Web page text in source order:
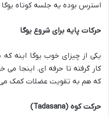
استرس بوده یه جلسه کوتاه
حرکات پایه برای شروع یوگا
یکی از چیزای خوب یوگا اینه
کار گرفته تا حرفه ای. اینجا
که هم به تقویت عضلات کمک
حرکت کوه (Tadasana)